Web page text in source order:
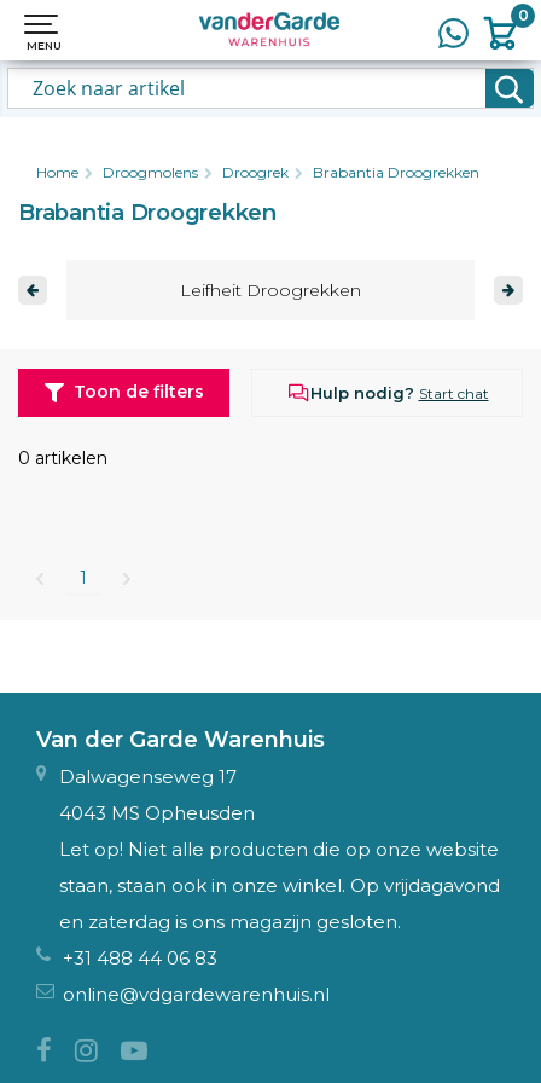
0
MENU
0
MENU
Home Droogmolens Droogrek Brabantia Droogrekken
Brabantia Droogrekken
Leifheit Droogrekken
Hulp nodig? Start chat
0 artikelen
1
Toon de filters
Van der Garde Warenhuis
Dalwagenseweg 17
4043 MS Opheusden
Let op! Niet alle producten die op onze website
staan, staan ook in onze winkel. Op vrijdagavond
en zaterdag is ons magazijn gesloten.
+31 488 44 06 83
online@vdgardewarenhuis.nl